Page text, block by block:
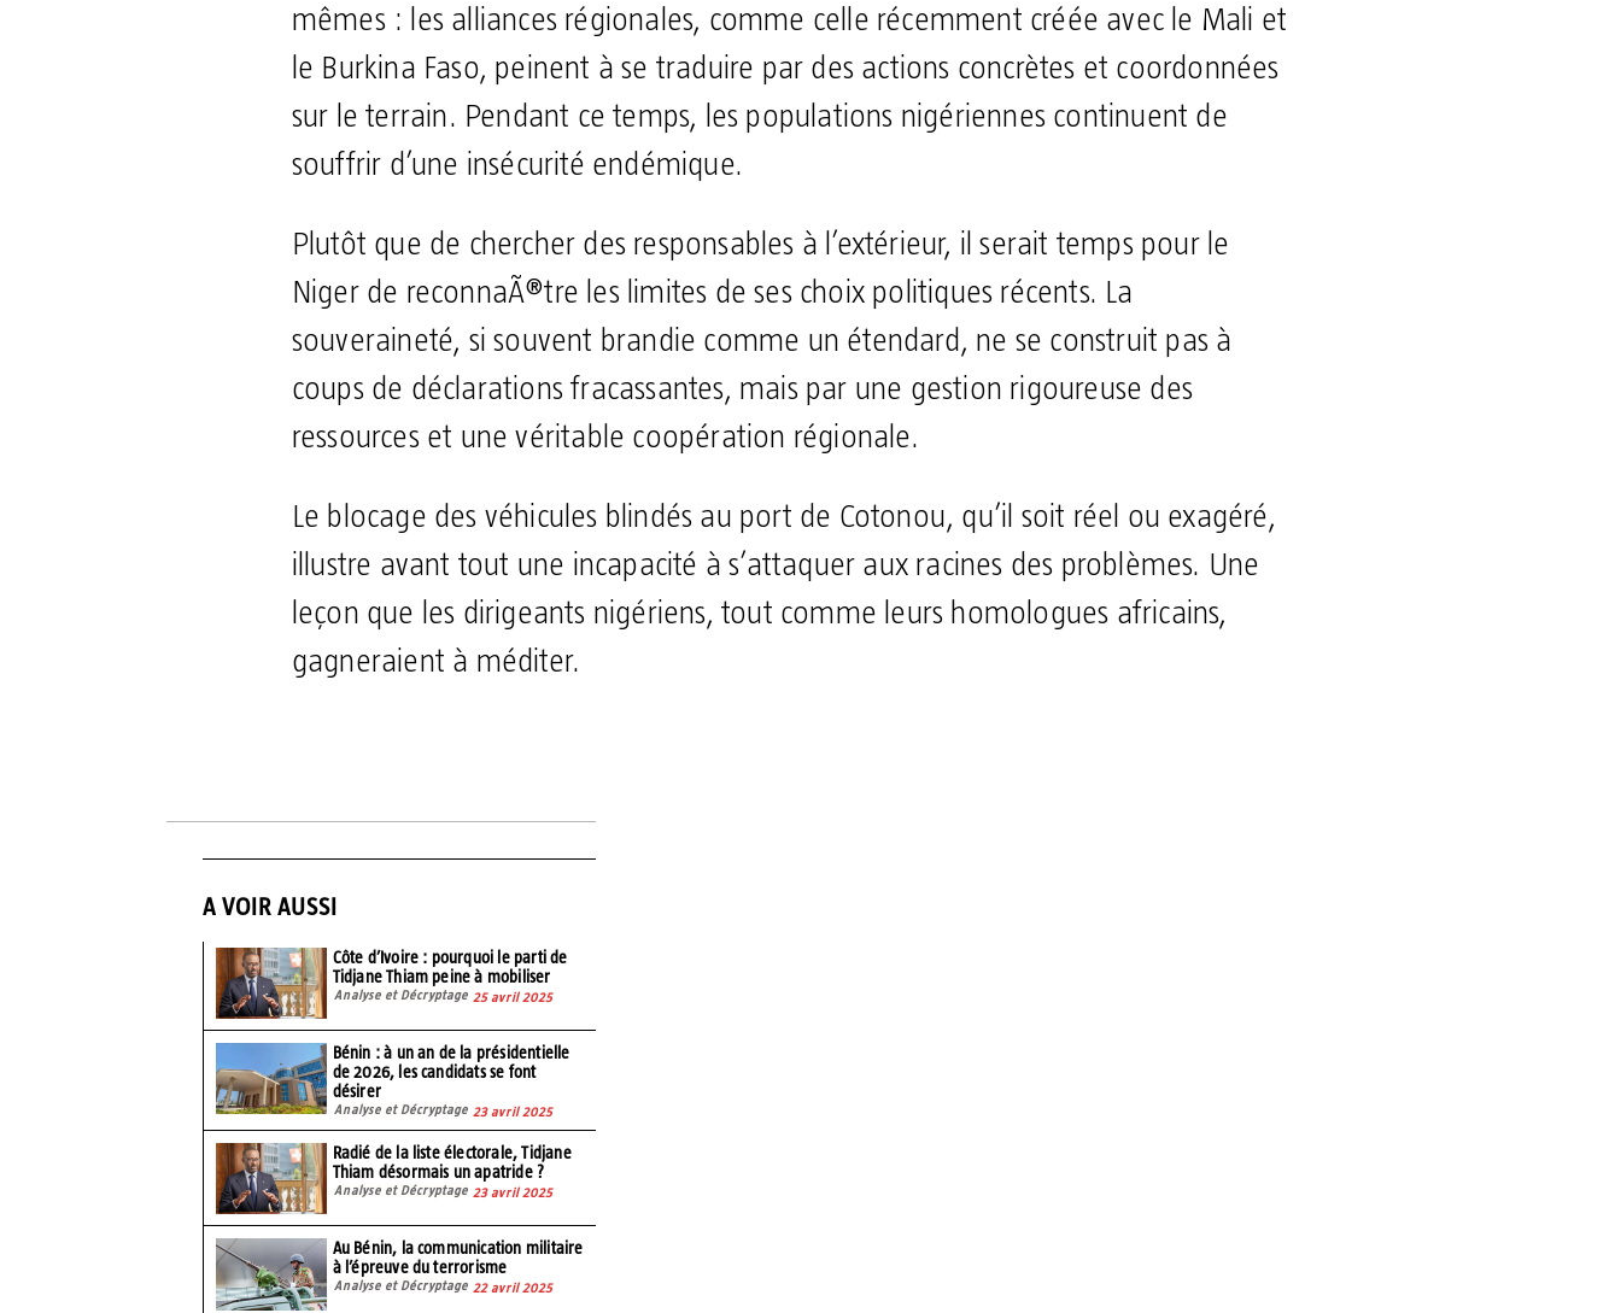
mêmes : les alliances régionales, comme celle récemment créée avec le Mali et
le Burkina Faso, peinent à se traduire par des actions concrètes et coordonnées
sur le terrain. Pendant ce temps, les populations nigériennes continuent de
souffrir d’une insécurité endémique.
Plutôt que de chercher des responsables à l’extérieur, il serait temps pour le
Niger de reconnaÃ®tre les limites de ses choix politiques récents. La
souveraineté, si souvent brandie comme un étendard, ne se construit pas à
coups de déclarations fracassantes, mais par une gestion rigoureuse des
ressources et une véritable coopération régionale.
Le blocage des véhicules blindés au port de Cotonou, qu’il soit réel ou exagéré,
illustre avant tout une incapacité à s’attaquer aux racines des problèmes. Une
leçon que les dirigeants nigériens, tout comme leurs homologues africains,
gagneraient à méditer.
A VOIR AUSSI
Côte d’Ivoire : pourquoi le parti de
Tidjane Thiam peine à mobiliser
Analyse et Décryptage 25 avril 2025
Bénin : à un an de la présidentielle
de 2026, les candidats se font
désirer
Analyse et Décryptage 23 avril 2025
Radié de la liste électorale, Tidjane
Thiam désormais un apatride ?
Analyse et Décryptage 23 avril 2025
Au Bénin, la communication militaire
à l’épreuve du terrorisme
Analyse et Décryptage 22 avril 2025